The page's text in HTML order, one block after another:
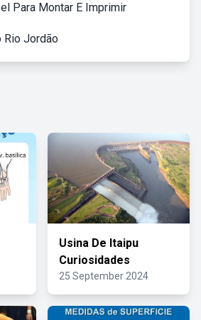
Para Montar E Imprimir
Rio Jordão
Usina De Itaipu
Curiosidades
25 September 2024